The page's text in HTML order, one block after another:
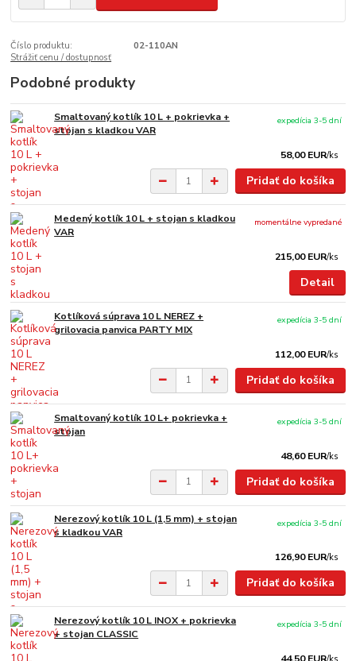
Číslo produktu:
02-110AN
Strážiť cenu / dostupnosť
Podobné produkty
Smaltovaný kotlík 10 L + pokrievka +
stojan s kladkou VAR
58,00 EUR/ks
expedícia 3-5 dní
Pridať do košíka
Medený kotlík 10 L + stojan s kladkou
VAR
215,00 EUR/ks
momentálne vypredané
Detail
Kotlíková súprava 10 L NEREZ +
grilovacia panvica PARTY MIX
112,00 EUR/ks
expedícia 3-5 dní
Pridať do košíka
Smaltovaný kotlík 10 L+ pokrievka +
stojan
48,60 EUR/ks
expedícia 3-5 dní
Pridať do košíka
Nerezový kotlík 10 L (1,5 mm) + stojan
s kladkou VAR
126,90 EUR/ks
expedícia 3-5 dní
Pridať do košíka
Nerezový kotlík 10 L INOX + pokrievka
+ stojan CLASSIC
expedícia 3-5 dní